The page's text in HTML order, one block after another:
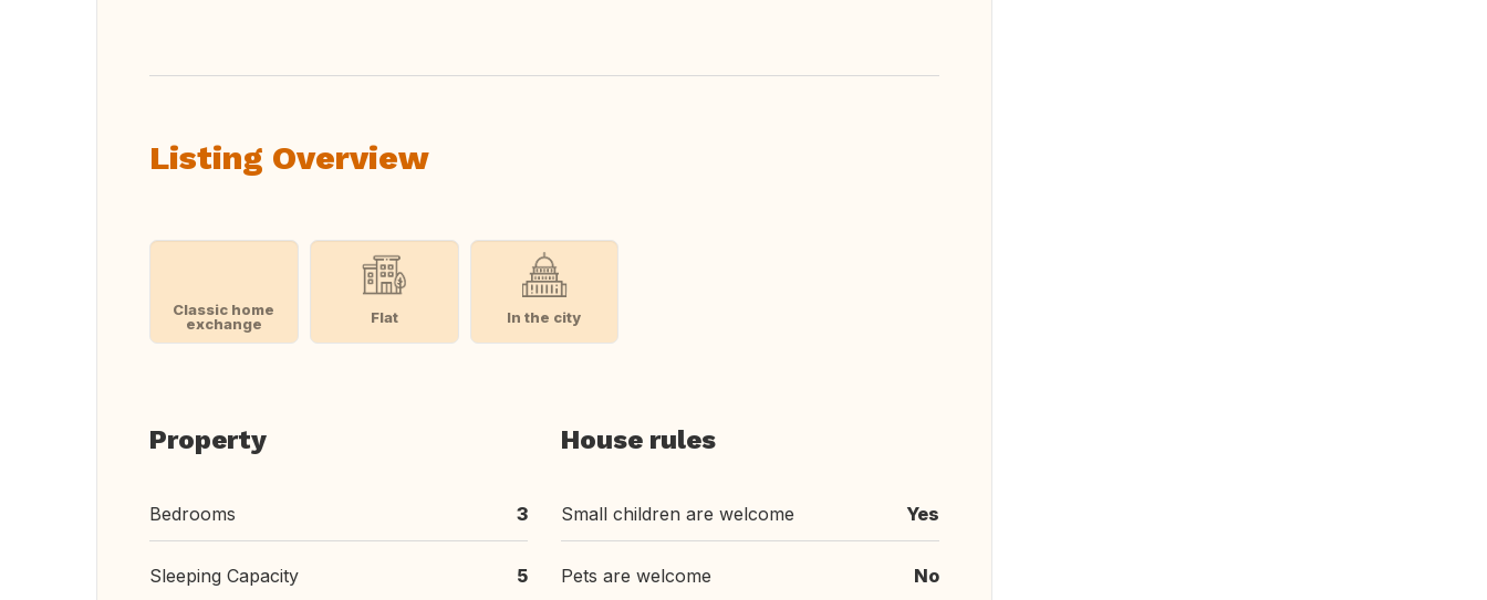
Listing Overview
Classic home
exchange
Flat In the city
Property
Bedrooms 3
Sleeping Capacity 5
House rules
Small children are welcome Yes
Pets are welcome No